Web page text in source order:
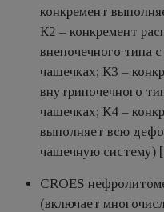
конкремент
К2 – конкремент
внепочечного типа
чашечках; К3 –
внутрипочечного
чашечках; К4 –
выполняет всю
чашечную систему)
CROES
(включает